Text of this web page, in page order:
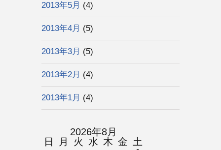
2013年5月 (4)
2013年4月 (5)
2013年3月 (5)
2013年2月 (4)
2013年1月 (4)
2026年8月
日
月 火 水 木 金 土